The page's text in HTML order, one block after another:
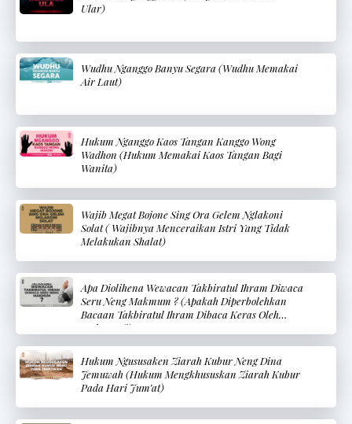
Ular)
Wudhu Nganggo Banyu Segara (Wudhu Memakai
Air Laut)
Hukum Nganggo Kaos Tangan Kanggo Wong
Wadhon (Hukum Memakai Kaos Tangan Bagi
Wanita)
Wajib Megat Bojone Sing Ora Gelem Nglakoni
Solat ( Wajibnya Menceraikan Istri Yang Tidak
Melakukan Shalat)
Apa Diolihena Wewacan Takbiratul Ihram Diwaca
Seru Neng Makmum ? (Apakah Diperbolehkan
Bacaan Takbiratul Ihram Dibaca Keras Oleh
Makmum?)
Hukum Ngususaken Ziarah Kubur Neng Dina
Jemuwah (Hukum Mengkhususkan Ziarah Kubur
Pada Hari Jum’at)